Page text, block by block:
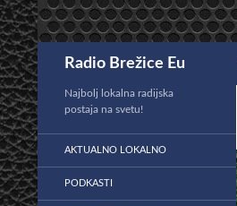
Radio Brežice Eu
Najbolj lokalna radijska
postaja na svetu!
AKTUALNO LOKALNO
PODKASTI